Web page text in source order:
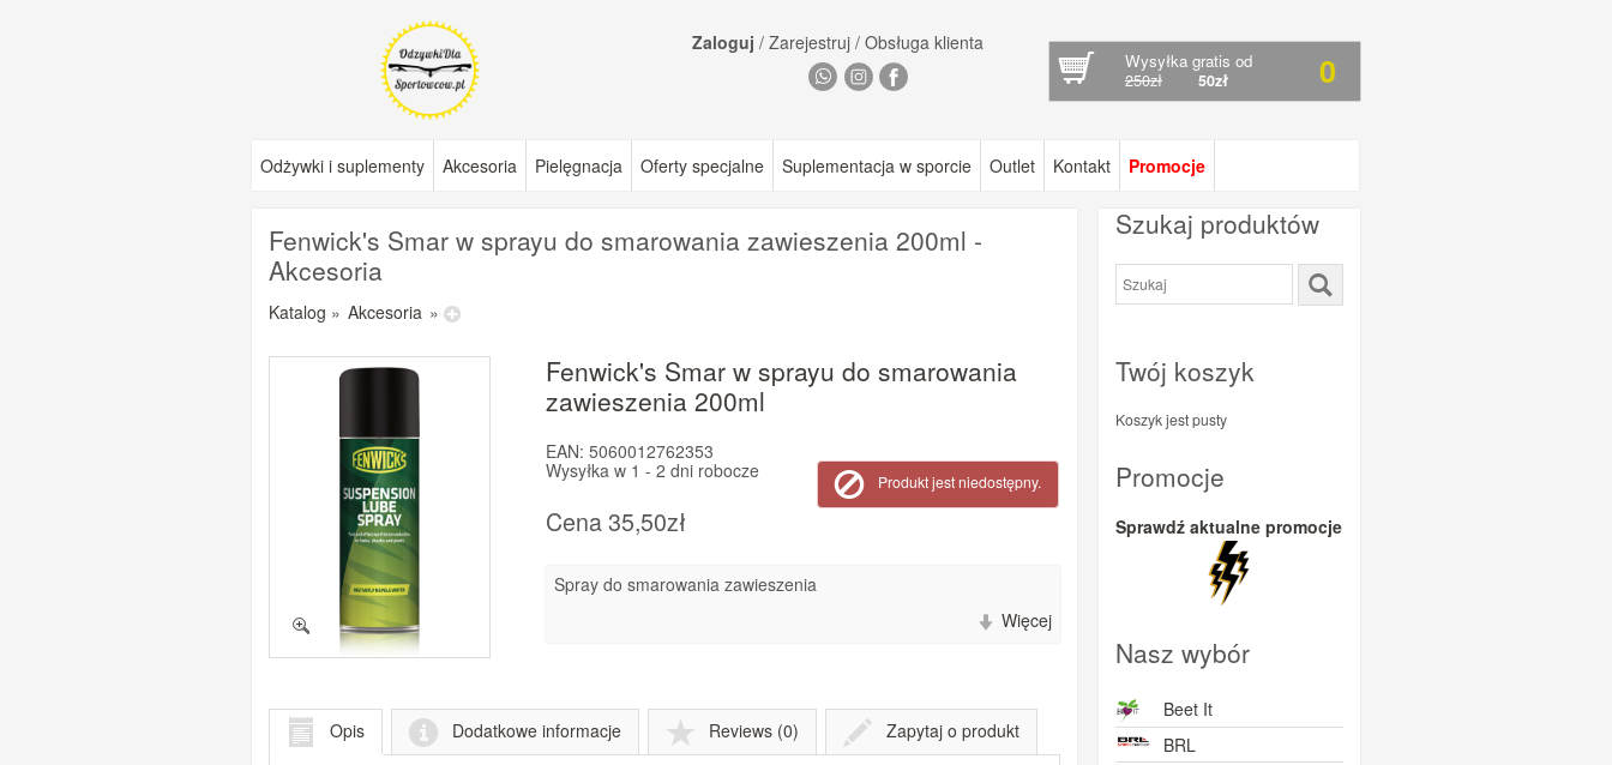
Zaloguj /Zarejestruj /Obsługa klienta
Wysyłka gratis od
250zł 50zł 0
Odżywki i suplementy Akcesoria Pielęgnacja Oferty specjalne Suplementacja w sporcie Outlet Kontakt Promocje
Fenwick's Smar w sprayu do smarowania zawieszenia 200ml -
Akcesoria
Katalog » Akcesoria »
Fenwick's Smar w sprayu do smarowania
zawieszenia 200ml
EAN:5060012762353
Wysyłka w 1 - 2 dni robocze
Cena35,50zł
Produkt jest niedostępny.
Spray do smarowania zawieszenia
Więcej
Opis Dodatkowe informacje Reviews (0) Zapytaj o produkt
Szukaj produktów
Twój koszyk
Koszyk jest pusty
Promocje
Sprawdź aktualne promocje
Nasz wybór
Beet It
BRL